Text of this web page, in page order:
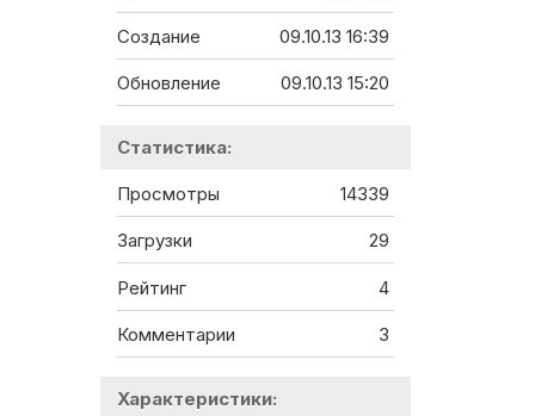
Создание 09.10.13 16:39
Обновление 09.10.13 15:20
Статистика:
Просмотры 14339
Загрузки 29
Рейтинг 4
Комментарии 3
Характеристики: